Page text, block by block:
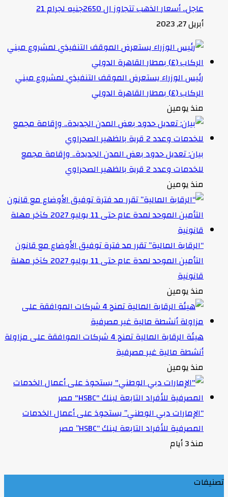
عاجل.. أسعار الذهب تتجاوز ال 2650جنيه لجرام 21
أبريل 27, 2023
رئيس الوزراء يستعرض الموقف التنفيذي لمشروع مبني
الركاب (٤) بمطار القاهرة الدولي
منذ يومين
بيان: تعديل حدود بعض المدن الجديدة.. وإقامة مجمع
للخدمات وعدد 2 قرية بالظهير الصحراوي
منذ يومين
“الرقابة المالية” تقرر مد فترة توفيق الأوضاع مع قانون
التأمين الموحد لمدة عام حتى 11 يوليو 2027 كآخر مهلة
قانونية
منذ يومين
هيئة الرقابة المالية تمنح 4 شركات الموافقة على مزاولة
أنشطة مالية غير مصرفية
منذ يومين
“الإمارات دبي الوطني” يستحوذ على أعمال الخدمات
المصرفية للأفراد التابعة لبنك “HSBC” مصر
منذ 3 أيام
تصنيفات